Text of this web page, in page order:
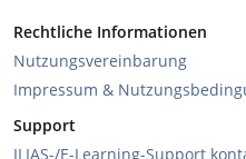
Rechtliche Informationen
Nutzungsvereinbarung
Impressum &
Support
ILIAS-/E-Learning-Support